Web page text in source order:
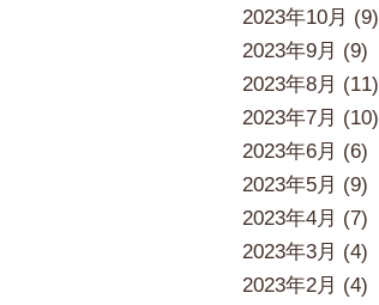
2023年10月 (9)
2023年9月 (9)
2023年8月 (11)
2023年7月 (10)
2023年6月 (6)
2023年5月 (9)
2023年4月 (7)
2023年3月 (4)
2023年2月 (4)